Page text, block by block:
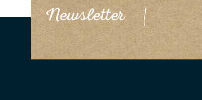
Newsletter